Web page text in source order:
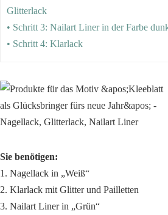
Glitterlack
• Schritt 3: Nailart Liner in der Farbe
• Schritt 4: Klarlack
Sie benötigen:
1. Nagellack in „Weiß“
2. Klarlack mit Glitter und Pailletten
3. Nailart Liner in „Grün“